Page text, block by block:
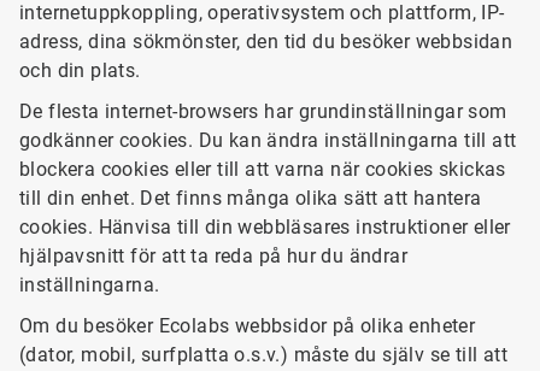
internetuppkoppling, operativsystem och plattform, IP-
adress, dina sökmönster, den tid du besöker webbsidan
och din plats.
De flesta internet-browsers har grundinställningar som
godkänner cookies. Du kan ändra inställningarna till att
blockera cookies eller till att varna när cookies skickas
till din enhet. Det finns många olika sätt att hantera
cookies. Hänvisa till din webbläsares instruktioner eller
hjälpavsnitt för att ta reda på hur du ändrar
inställningarna.
Om du besöker Ecolabs webbsidor på olika enheter
(dator, mobil, surfplatta o.s.v.) måste du själv se till att